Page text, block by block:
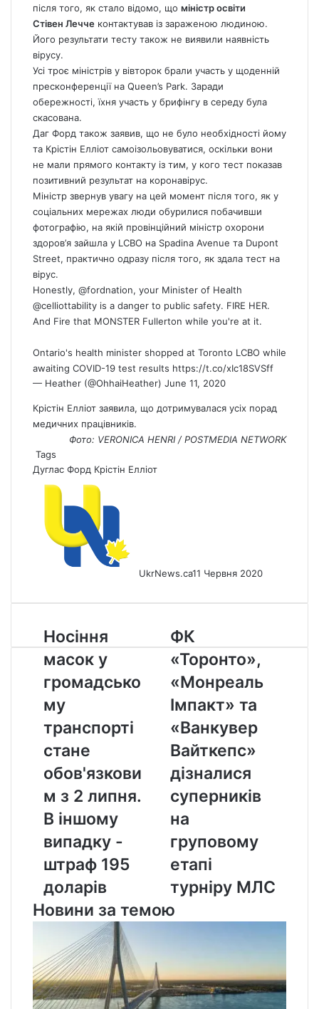
після того, як стало відомо, що міністр освіти
Стівен Лечче контактував із зараженою людиною.
Його результати тесту також не виявили наявність
вірусу.
Усі троє міністрів у вівторок брали участь у щоденній
пресконференції на Queen’s Park. Заради
обережності, їхня участь у брифінгу в середу була
скасована.
Даг Форд також заявив, що не було необхідності йому
та Крістін Елліот самоізольовуватися, оскільки вони
не мали прямого контакту із тим, у кого тест показав
позитивний результат на коронавірус.
Міністр звернув увагу на цей момент після того, як у
соціальних мережах люди обурилися побачивши
фотографію, на якій провінційний міністр охорони
здоров’я зайшла у LCBO на Spadina Avenue та Dupont
Street, практично одразу після того, як здала тест на
вірус.
Honestly, @fordnation, your Minister of Health
@celliottability is a danger to public safety. FIRE HER.
And Fire that MONSTER Fullerton while you're at it.
Ontario's health minister shopped at Toronto LCBO while
awaiting COVID-19 test results https://t.co/xIc18SVSff
— Heather (@OhhaiHeather) June 11, 2020
Крістін Елліот заявила, що дотримувалася усіх порад
медичних працівників.
Фото: VERONICA HENRI / POSTMEDIA NETWORK
Tags
Дуглас Форд Крістін Елліот
UkrNews.ca11 Червня 2020
Носіння
масок
у
громадському
транспорті
стане
обов'язковим
з
2
липня.
В
іншому
випадку
-
штраф
доларів
Носіння
масок у
громадсько
му
транспорті
стане
обов'язкови
м з 2 липня.
В іншому
випадку -
штраф 195
доларів
ФК
«Торонто»,
«Монреаль
Імпакт»
«Ванкувер
Вайткепс»
дізналися
суперників
груповому
етапі
МЛС
ФК
«Торонто»,
«Монреаль
Імпакт» та
«Ванкувер
Вайткепс»
дізналися
суперників
на
груповому
етапі
турніру МЛС
Новини за темою